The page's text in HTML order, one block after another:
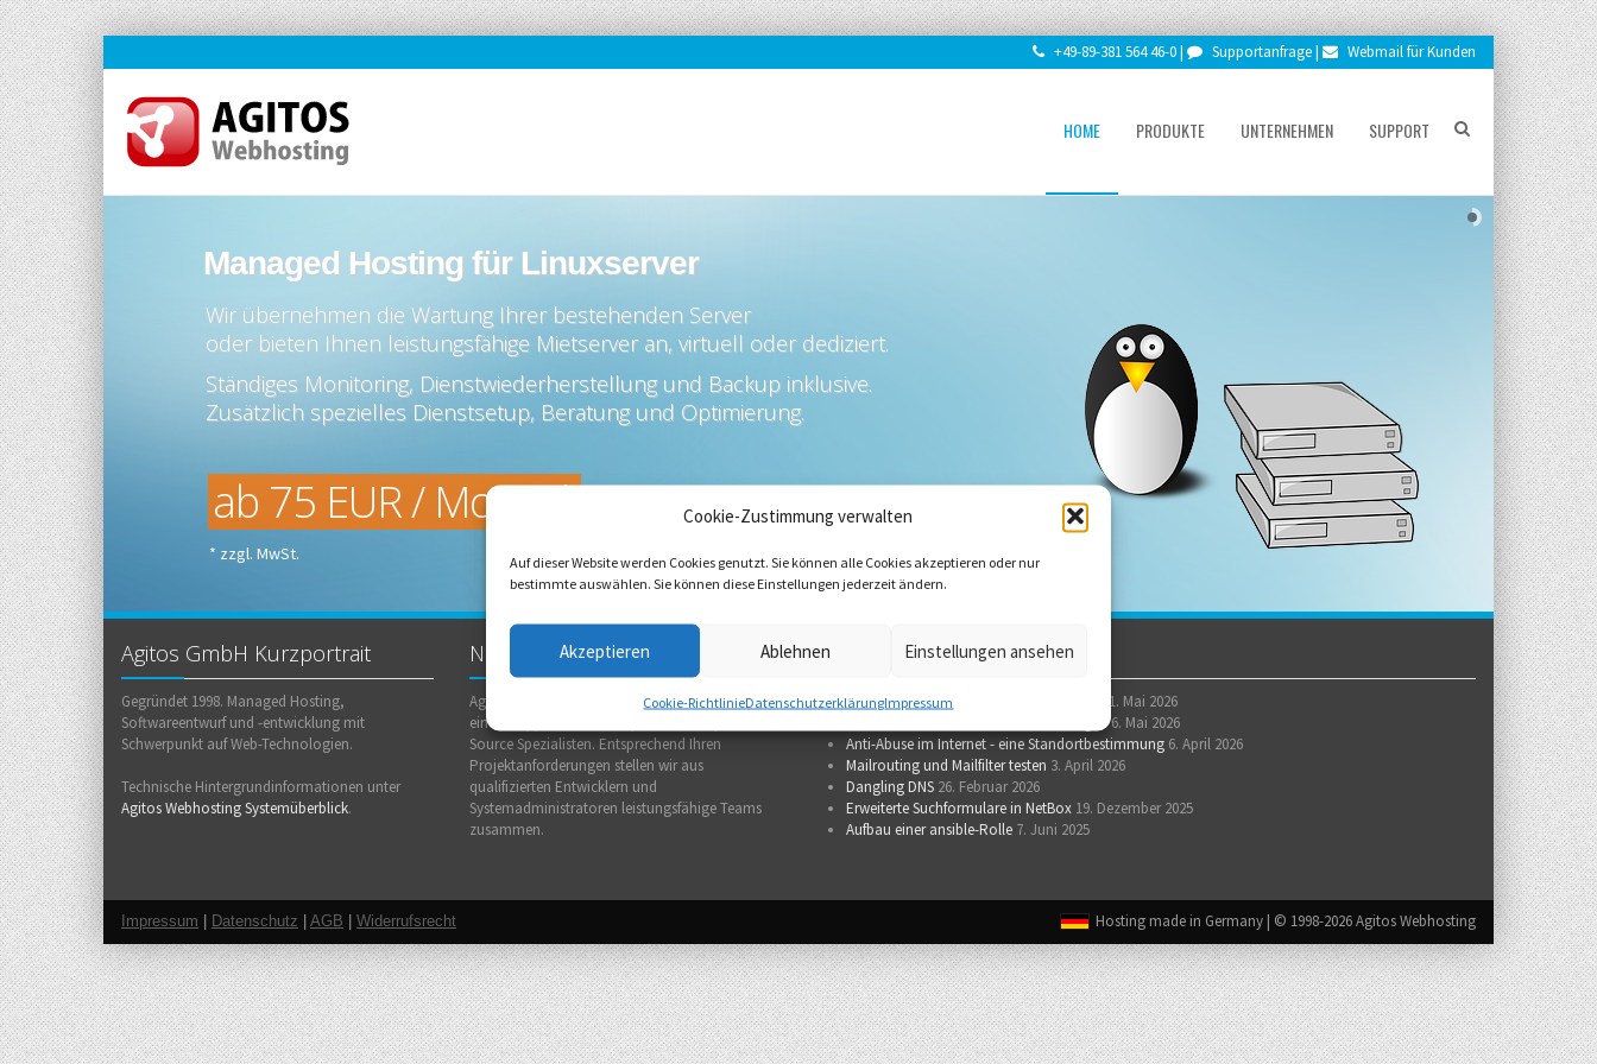
Cookie-Zustimmung verwalten
Auf dieser Website werden Cookies genutzt. Sie können alle Cookies akzeptieren oder nur
bestimmte auswählen. Sie können diese Einstellungen jederzeit ändern.
Akzeptieren Ablehnen Einstellungen ansehen
Cookie-RichtlinieDatenschutzerklärungImpressum
+49-89-381 564 46-0 | Supportanfrage | Webmail für Kunden
HOME PRODUKTE UNTERNEHMEN SUPPORT
Managed Hosting für Linuxserver
Wir übernehmen die Wartung Ihrer bestehenden Server
oder bieten Ihnen leistungsfähige Mietserver an, virtuell oder dediziert.
Ständiges Monitoring, Dienstwiederherstellung und Backup inklusive.
Zusätzlich spezielles Dienstsetup, Beratung und Optimierung.
ab 75 EUR / Monat*
* zzgl. MwSt.
Agitos GmbH Kurzportrait
Gegründet 1998. Managed Hosting,
Softwareentwurf und -entwicklung mit
Schwerpunkt auf Web-Technologien.
Technische Hintergrundinformationen unter
Agitos Webhosting Systemüberblick.
Netzwerk
Agitos ist am Netzwerk der sys4 AGbeteiligt,
einer Gruppe von Unix-Experten und Open
Source Spezialisten. Entsprechend Ihren
Projektanforderungen stellen wir aus
qualifizierten Entwicklern und
Systemadministratoren leistungsfähige Teams
zusammen.
sys4-Tech-Blog
Phishers Liebling: Transaktionale E-Mail
21. Mai 2026
NTA als Hilfsmittel bei DNSSEC-Störungen 6. Mai 2026
Anti-Abuse im Internet - eine Standortbestimmung 6. April 2026
Mailrouting und Mailfilter testen 3. April 2026
Dangling DNS 26. Februar 2026
Erweiterte Suchformulare in NetBox 19. Dezember 2025
Aufbau einer ansible-Rolle 7. Juni 2025
Impressum Datenschutz AGB Widerrufsrecht Hosting made in Germany | © 1998-2026 Agitos Webhosting